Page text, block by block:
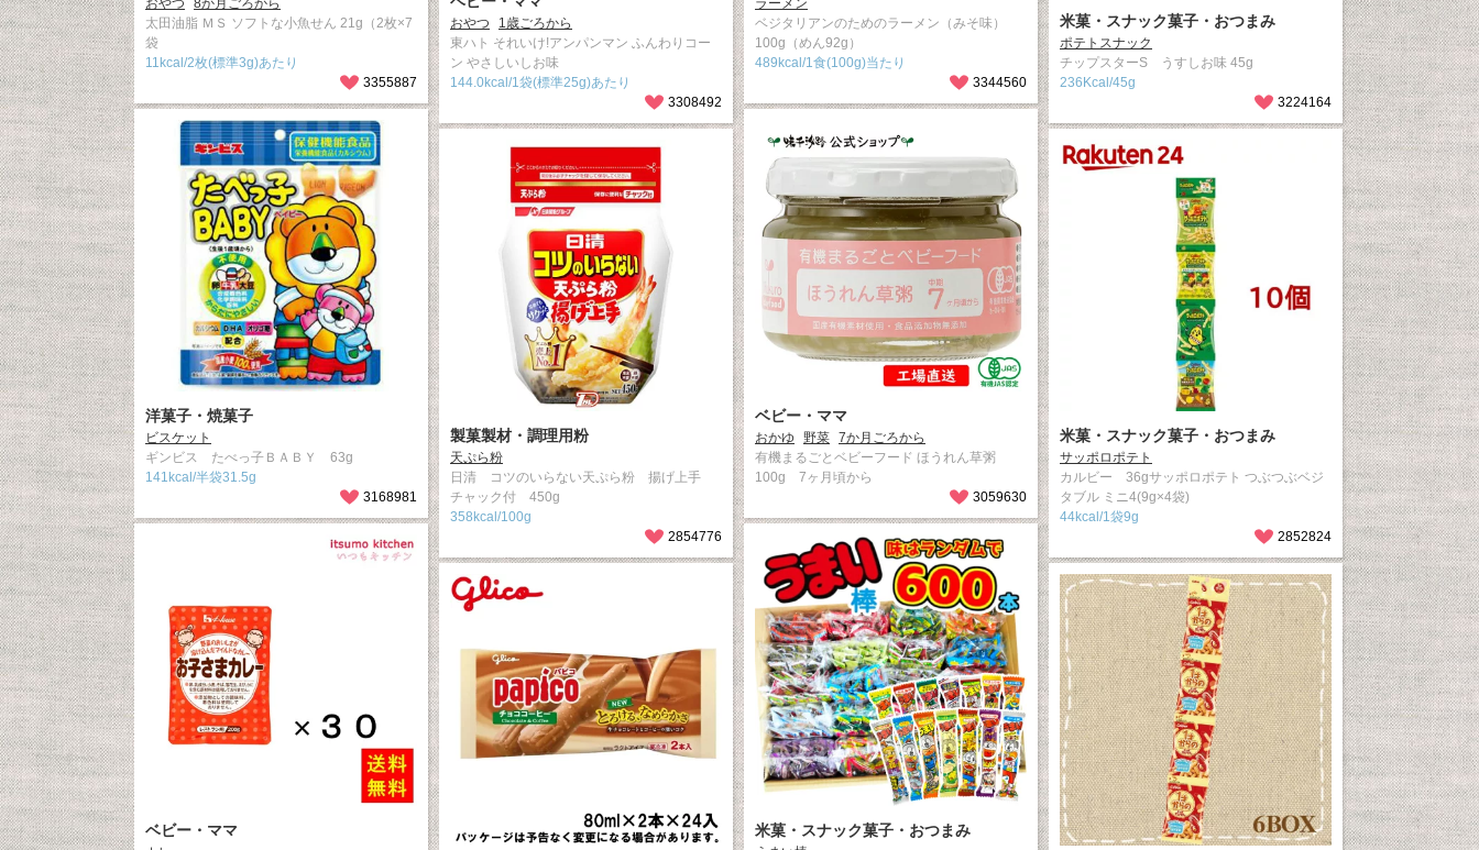
おやつ
8か月ごろから
太田油脂 ＭＳ ソフトな小魚せん 21g（2枚×7
袋
11kcal/2枚(標準3g)あたり
3355887
ラーメン
ベジタリアンのためのラーメン（みそ味）
100g（めん92g）
489kcal/1食(100g)当たり
3344560
おやつ
1歳ごろから
東ハト それいけ!アンパンマン ふんわりコー
ン やさしいしお味
144.0kcal/1袋(標準25g)あたり
3308492
米菓・スナック菓子・おつまみ
ポテトスナック
チップスターS うすしお味 45g
236Kcal/45g
3224164
洋菓子・焼菓子
ビスケット
ギンビス たべっ子ＢＡＢＹ 63g
141kcal/半袋31.5g
3168981
ベビー・ママ
おかゆ 野菜 7か月ごろから
有機まるごとベビーフード ほうれん草粥
100g 7ヶ月頃から
3059630
製菓製材・調理用粉
天ぷら粉
日清 コツのいらない天ぷら粉 揚げ上手
チャック付 450g
358kcal/100g
2854776
米菓・スナック菓子・おつまみ
サッポロポテト
カルビー 36gサッポロポテト つぶつぶベジ
タブル ミニ4(9g×4袋)
44kcal/1袋9g
2852824
ベビー・ママ 米菓・スナック菓子・おつまみ